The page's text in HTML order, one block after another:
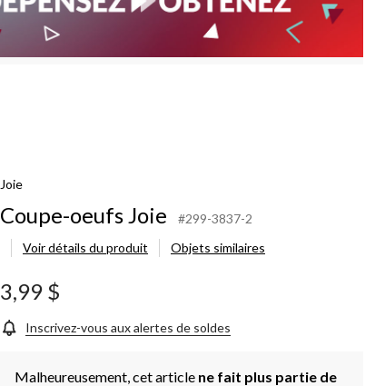
Joie
Coupe-oeufs Joie
#299-3837-2
Voir détails du produit
Objets similaires
3,99 $
Inscrivez-vous aux alertes de soldes
Malheureusement, cet article ne fait plus partie de